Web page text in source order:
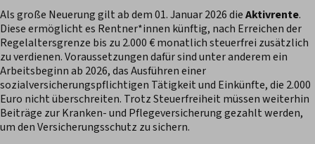
Als große Neuerung gilt ab dem 01. Januar 2026 dieAktivrente.
Diese ermöglicht es Rentner*innen künftig, nach Erreichen der
Regelaltersgrenze bis zu 2.000 € monatlich steuerfrei zusätzlich
zu verdienen. Voraussetzungen dafür sind unter anderem ein
Arbeitsbeginn ab 2026, das Ausführen einer
sozialversicherungspflichtigen Tätigkeit und Einkünfte, die 2.000
Euro nicht überschreiten. Trotz Steuerfreiheit müssen weiterhin
Beiträge zur Kranken- und Pflegeversicherung gezahlt werden,
um den Versicherungsschutz zu sichern.